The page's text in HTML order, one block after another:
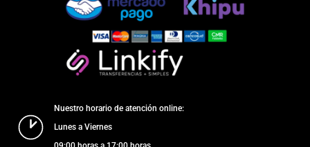
Nuestro horario de atención online:
Lunes a Viernes